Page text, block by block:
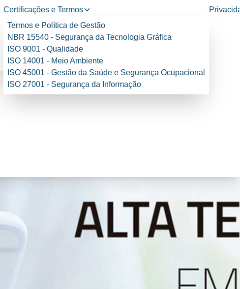
Certificações e Termos
Termos e Política de Gestão
NBR 15540 - Segurança da Tecnologia Gráfica
ISO 9001 - Qualidade
ISO 14001 - Meio Ambiente
ISO 45001 - Gestão da Saúde e Segurança Ocupacional
ISO 27001 - Segurança da Informação